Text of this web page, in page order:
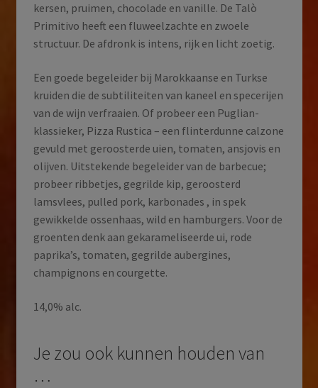
kersen, pruimen, chocolade en vanille. De Talò
Primitivo heeft een fluweelzachte en zwoele
structuur. De afdronk is intens, rijk en licht zoetig.
Een goede begeleider bij Marokkaanse en Turkse
kruiden die de subtiliteiten van kaneel en specerijen
van de wijn verfraaien. Of probeer een Puglian-
klassieker, Pizza Rustica – een flinterdunne calzone
gevuld met geroosterde uien, tomaten, ansjovis en
olijven. Uitstekende begeleider van de barbecue;
probeer ribbetjes, gegrilde kip, geroosterd
lamsvlees, pulled pork, karbonades , in spek
gewikkelde ossenhaas, wild en hamburgers. Voor de
groenten denk aan gekarameliseerde ui, rode
paprika’s, tomaten, gegrilde aubergines,
champignons en courgette.
14,0% alc.
Je zou ook kunnen houden van
…